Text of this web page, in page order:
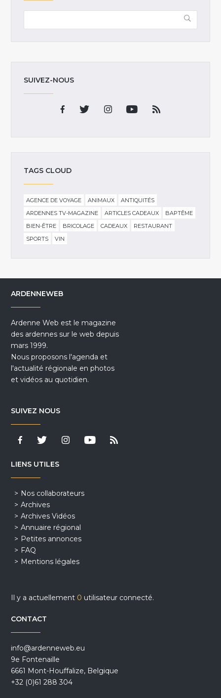
SUIVEZ-NOUS
TAGS CLOUD
AGENCE DE VOYAGE ANIMAUX
ANTIQUITÉS
ARDENNES TV-MAGAZINE
ARTICLES CADEAUX
BAPTÊME
BIEN-ÊTRE
BRICOLAGE CADEAUX
RESTAURANT
SPORTS
VIN
ARDENNEWEB
Ardenne Web est le magazine
des ardennes sur le web depuis
mars 1999.
Nous proposons l'agenda et
l'actualité régionale en photos
et vidéos au quotidien.
SUIVEZ NOUS
LIENS UTILES
Nos collaborateurs
Archives
Archives Vidéos
Annuaire régional
Petites annonces
FAQ
Mentions légales
Il y a actuellement 0 utilisateur connecté.
CONTACT
info@ardenneweb.eu
9e Fontenaille
6661 Mont-Houffalize, Belgique
+32 (0)61 288 304